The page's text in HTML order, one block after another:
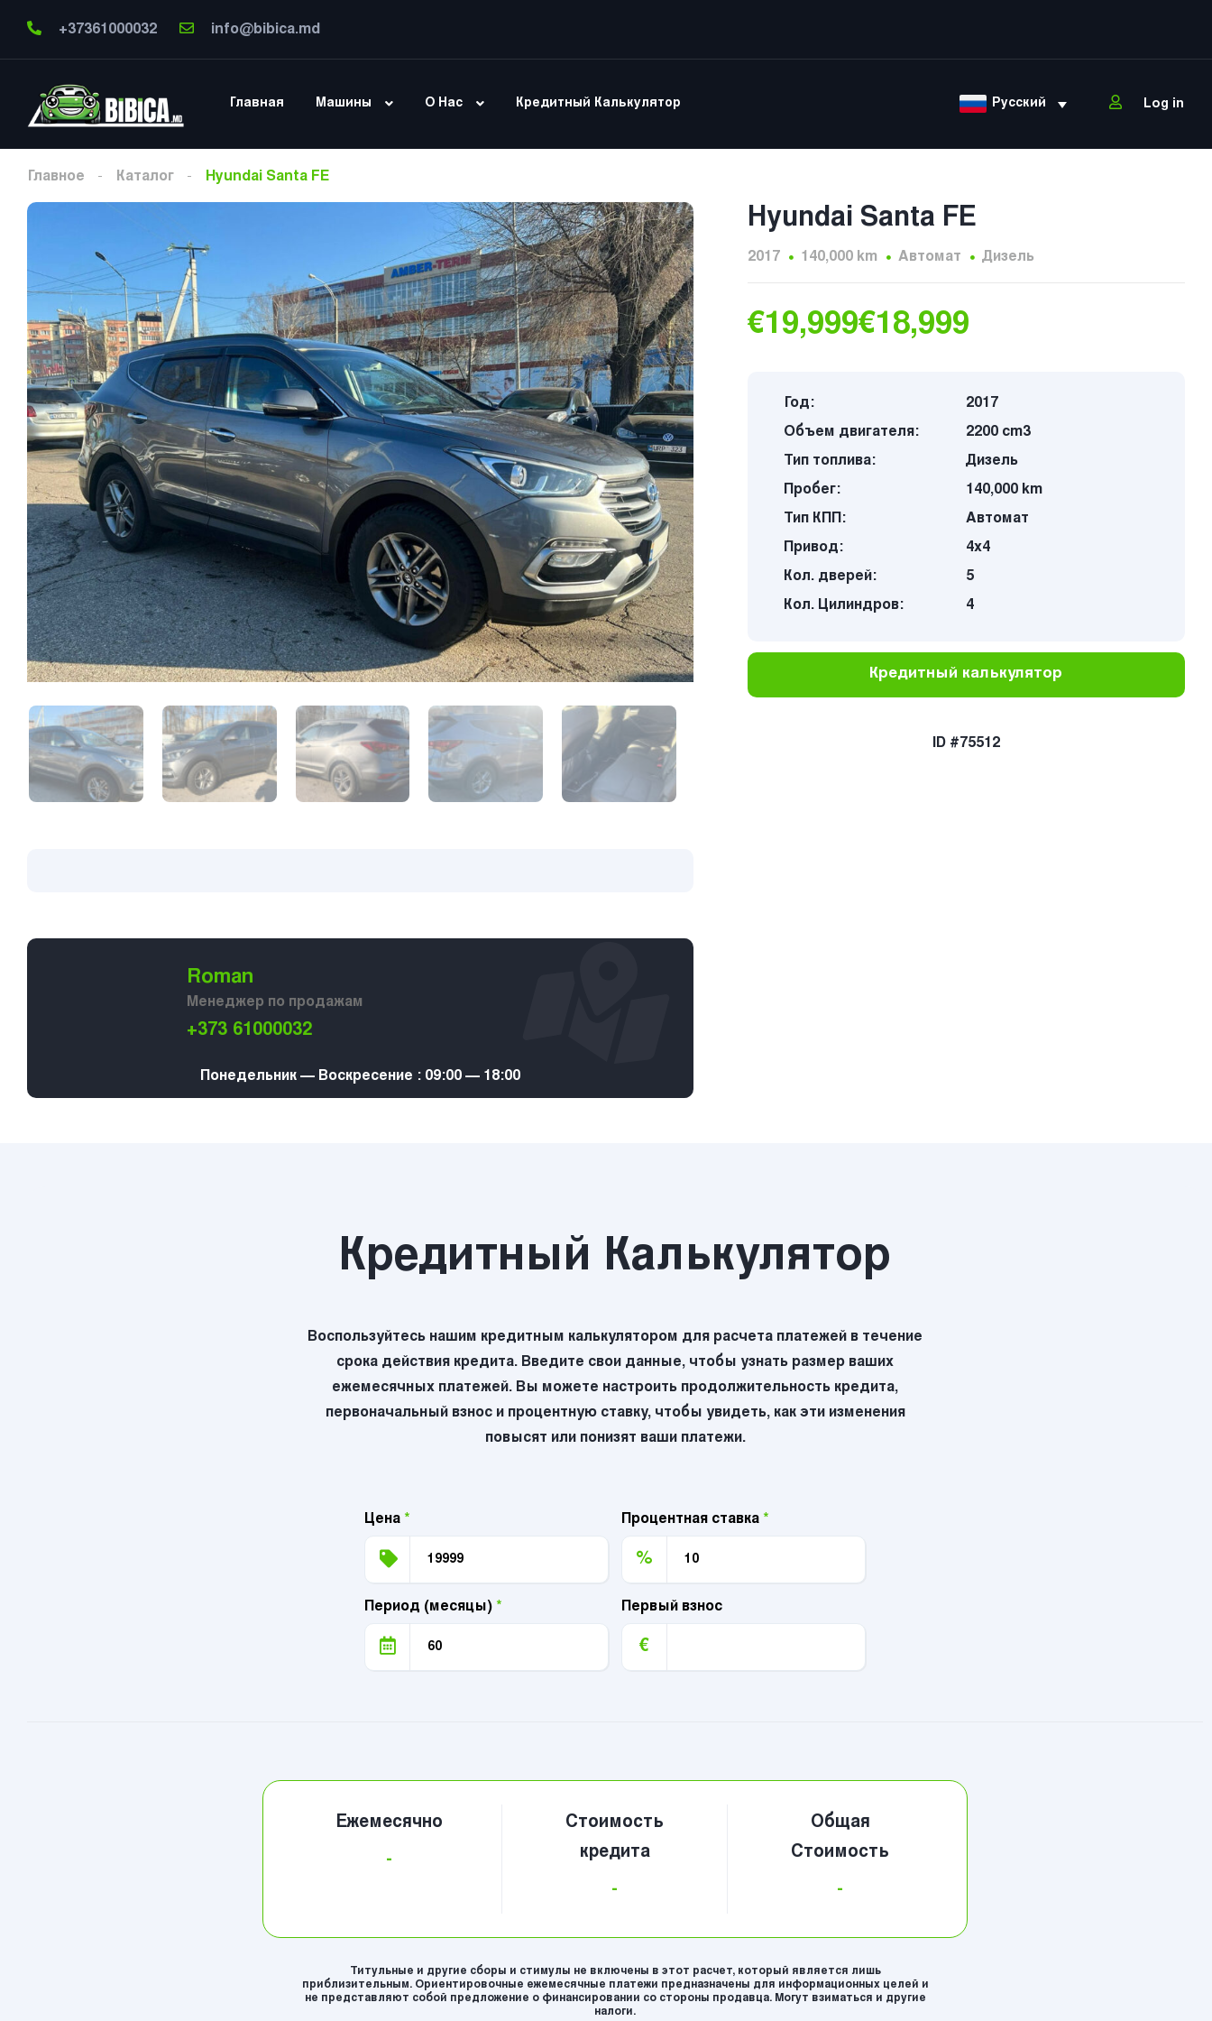
+37361000032 info@bibica.md
Главная Машины О Нас Кредитный Калькулятор Русский Log in
Главное Каталог Hyundai Santa FE
Roman
Менеджер по продажам
+373 61000032
Понедельник — Воскресение : 09:00 — 18:00
Hyundai Santa FE
2017 140,000 km Автомат Дизель
€19,999€18,999
Год:
2017
Объем двигателя:
2200 cm3
Тип топлива:
Дизель
Пробег:
140,000 km
Тип КПП:
Автомат
Привод:
4х4
Кол. дверей:
5
Кол. Цилиндров:
4
Кредитный калькулятор
ID #75512
Кредитный Калькулятор
Воспользуйтесь нашим кредитным калькулятором для расчета платежей в течение
срока действия кредита. Введите свои данные, чтобы узнать размер ваших
ежемесячных платежей. Вы можете настроить продолжительность кредита,
первоначальный взнос и процентную ставку, чтобы увидеть, как эти изменения
повысят или понизят ваши платежи.
Цена * Процентная ставка *
%
Период (месяцы) * Первый взнос
€
Ежемесячно
-
Стоимость
кредита
-
Общая
Стоимость
-
Титульные и другие сборы и стимулы не включены в этот расчет, который является лишь
приблизительным. Ориентировочные ежемесячные платежи предназначены для информационных целей и
не представляют собой предложение о финансировании со стороны продавца. Могут взиматься и другие
налоги.